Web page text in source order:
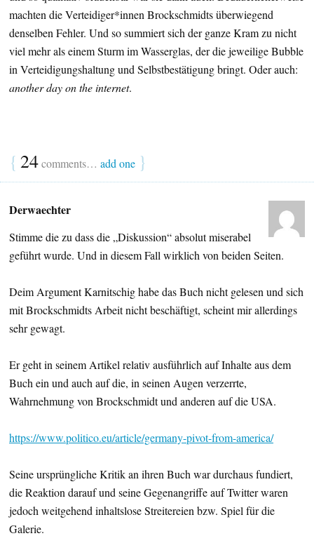
machten die Verteidiger*innen Brockschmidts überwiegend
denselben Fehler. Und so summiert sich der ganze Kram zu nicht
viel mehr als einem Sturm im Wasserglas, der die jeweilige Bubble
in Verteidigungshaltung und Selbstbestätigung bringt. Oder auch:
another day on the internet.
{ 24comments… add one }
Derwaechter
Stimme die zu dass die „Diskussion“ absolut miserabel
geführt wurde. Und in diesem Fall wirklich von beiden Seiten.
Deim Argument Karnitschig habe das Buch nicht gelesen und sich
mit Brockschmidts Arbeit nicht beschäftigt, scheint mir allerdings
sehr gewagt.
Er geht in seinem Artikel relativ ausführlich auf Inhalte aus dem
Buch ein und auch auf die, in seinen Augen verzerrte,
Wahrnehmung von Brockschmidt und anderen auf die USA.
https://www.politico.eu/article/germany-pivot-from-america/
Seine ursprüngliche Kritik an ihren Buch war durchaus fundiert,
die Reaktion darauf und seine Gegenangriffe auf Twitter waren
jedoch weitgehend inhaltslose Streitereien bzw. Spiel für die
Galerie.